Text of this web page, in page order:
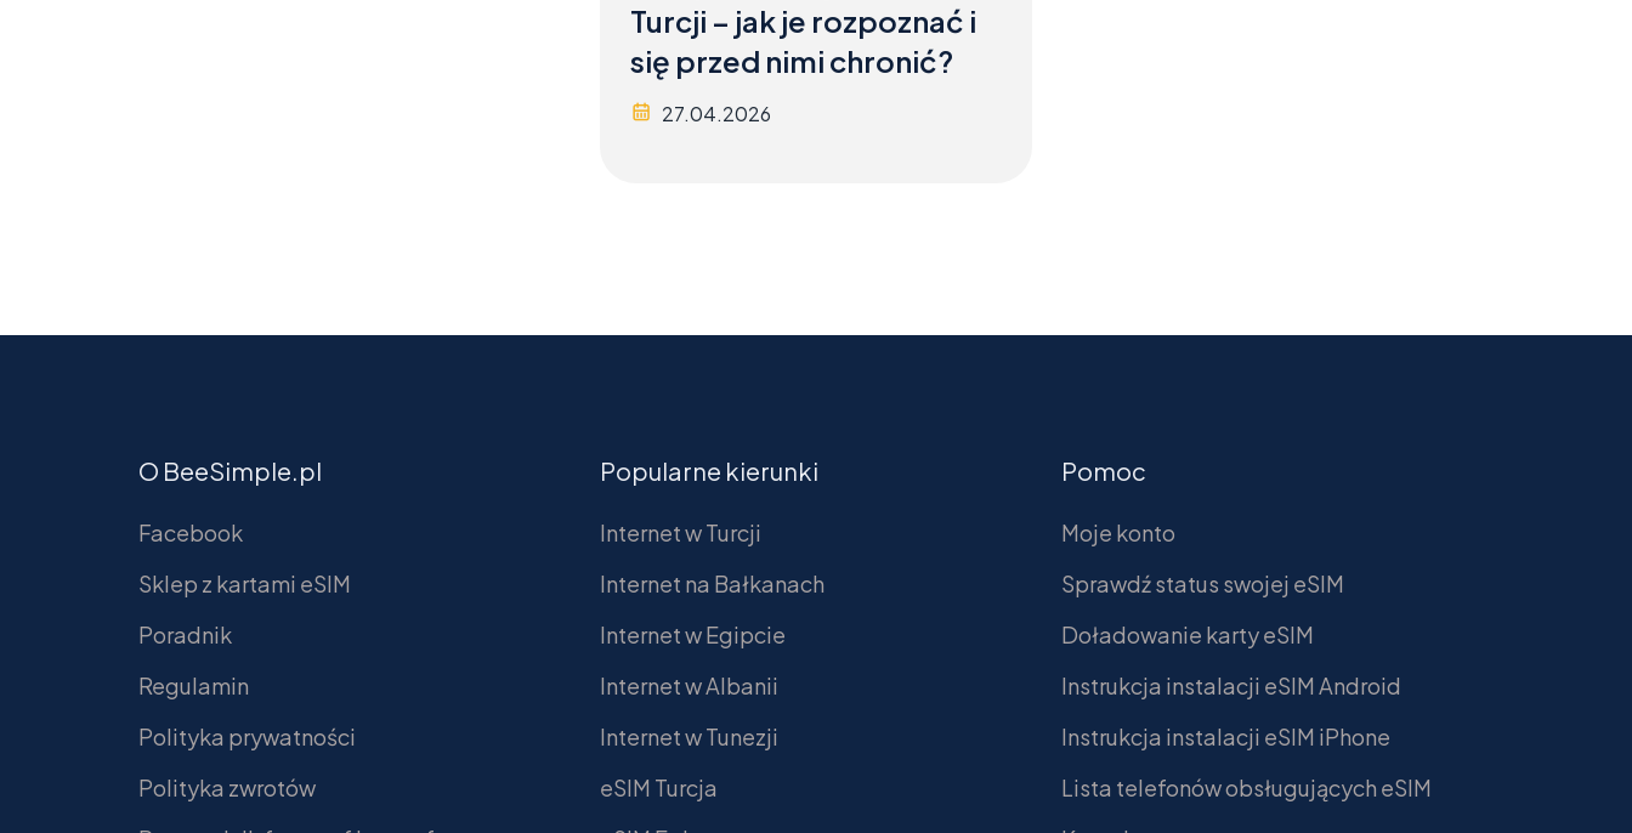
Turcji – jak je rozpoznać i
się przed nimi chronić?
27.04.2026
O BeeSimple.pl
Facebook
Sklep z kartami eSIM
Poradnik
Regulamin
Polityka prywatności
Polityka zwrotów
Popularne kierunki
Internet w Turcji
Internet na Bałkanach
Internet w Egipcie
Internet w Albanii
Internet w Tunezji
eSIM Turcja
Pomoc
Moje konto
Sprawdź status swojej eSIM
Doładowanie karty eSIM
Instrukcja instalacji eSIM Android
Instrukcja instalacji eSIM iPhone
Lista telefonów obsługujących eSIM